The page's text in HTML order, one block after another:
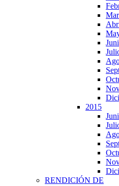
2015
RENDICIÓN DE